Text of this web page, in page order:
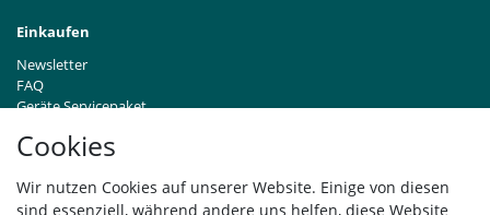
Cookies
Wir nutzen Cookies auf unserer Website. Einige von diesen
sind essenziell, während andere uns helfen, diese Website
Einkaufen
Newsletter
FAQ
Geräte Servicepaket
Händleranfragen B2B
Widerrufsrecht